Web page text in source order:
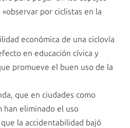
por ciclistas en la
económica de una ciclovía
en educación cívica y
promueve el buen uso de la
que en ciudades como
han eliminado el uso
la accidentabilidad bajó